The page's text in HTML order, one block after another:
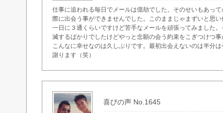
仕事に追われる毎日でメールは億劫でした。そのせいもあっ
際に出会う事ができませんでした。このままじゃまずいと思
一日に３通くらいですけど苦手なメールを頑張ってみました
滅するばかりでしたけどやっと念願の会う約束をこぎつけつ
こんなに幸せなのは久しぶりです。最初出会えないのは半分
謝ります（笑）
喜びの声 No.1645